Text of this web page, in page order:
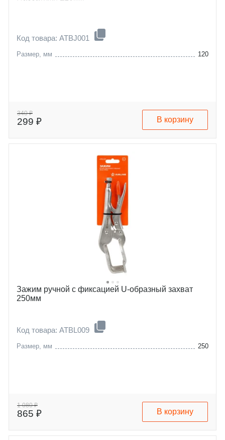
Код товара: ATBJ001
Размер, мм 120
340 ₽
299 ₽ В корзину
Зажим ручной с фиксацией U-образный захват
250мм
Код товара: ATBL009
Размер, мм 250
1 080 ₽
865 ₽ В корзину